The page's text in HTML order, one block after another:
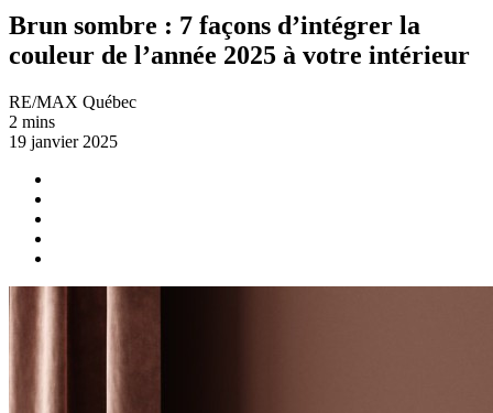
Brun sombre : 7 façons d’intégrer la
couleur de l’année 2025 à votre intérieur
RE/MAX Québec
2 mins
19 janvier 2025